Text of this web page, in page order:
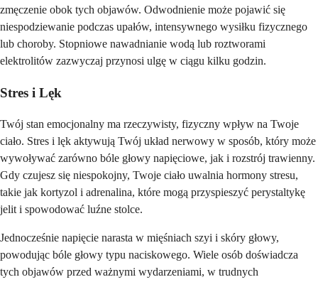
zmęczenie obok tych objawów. Odwodnienie może pojawić się
niespodziewanie podczas upałów, intensywnego wysiłku fizycznego
lub choroby. Stopniowe nawadnianie wodą lub roztworami
elektrolitów zazwyczaj przynosi ulgę w ciągu kilku godzin.
Stres i Lęk
Twój stan emocjonalny ma rzeczywisty, fizyczny wpływ na Twoje
ciało. Stres i lęk aktywują Twój układ nerwowy w sposób, który może
wywoływać zarówno bóle głowy napięciowe, jak i rozstrój trawienny.
Gdy czujesz się niespokojny, Twoje ciało uwalnia hormony stresu,
takie jak kortyzol i adrenalina, które mogą przyspieszyć perystaltykę
jelit i spowodować luźne stolce.
Jednocześnie napięcie narasta w mięśniach szyi i skóry głowy,
powodując bóle głowy typu naciskowego. Wiele osób doświadcza
tych objawów przed ważnymi wydarzeniami, w trudnych